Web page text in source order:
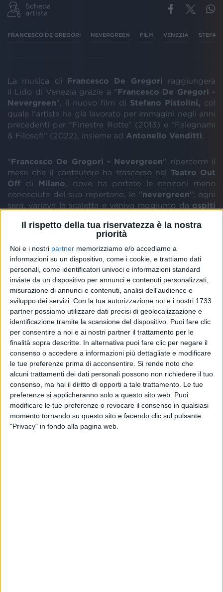
Il rispetto della tua riservatezza è la nostra
priorità
Noi e i nostri partner memorizziamo e/o accediamo a
informazioni su un dispositivo, come i cookie, e trattiamo dati
personali, come identificatori univoci e informazioni standard
inviate da un dispositivo per annunci e contenuti personalizzati,
misurazione di annunci e contenuti, analisi dell'audience e
sviluppo dei servizi. Con la tua autorizzazione noi e i nostri 1733
partner possiamo utilizzare dati precisi di geolocalizzazione e
identificazione tramite la scansione del dispositivo. Puoi fare clic
per consentire a noi e ai nostri partner il trattamento per le
finalità sopra descritte. In alternativa puoi fare clic per negare il
consenso o accedere a informazioni più dettagliate e modificare
le tue preferenze prima di acconsentire. Si rende noto che
alcuni trattamenti dei dati personali possono non richiedere il tuo
consenso, ma hai il diritto di opporti a tale trattamento. Le tue
preferenze si applicheranno solo a questo sito web. Puoi
modificare le tue preferenze o revocare il consenso in qualsiasi
momento tornando su questo sito e facendo clic sul pulsante
"Privacy" in fondo alla pagina web.
Scheda
artista
FRANCESCO DE GREGORI NEVERGREEN FILM VENEZIA
La musica di Francesco De Gregori raggiungerà
il Lido di Venezia grazie a "Francesco De Gregori -
Nevergreen", il nuovo film di Stefano Pistolini, col
quale l'artista ha già lavorato per immagini negli anni
precedenti per “Finestre Rotte” (2013) e “Falegnami
& Filosofi” (2022), insieme ad Antonello Venditti
"Francesco De Gregori - Nevergreen" ripercorre il
mese che il cantautore ha trascorso nel Teatro Out
Off di Milano , dove ha portato le canzoni meno
conosciute del suo repertorio, le "nevergreen"; ogni
sera, variava la scaletta e veniva raggiunto da ospiti
Francesco De Gregori - Nevergreen
presentato in anteprima Fuori Concorso alla
82esima Mostra Internazionale d'Arte
Cinematografica di Venezia, dopodiché sarà
disponibile in sala dall'11 al 17 settembre.